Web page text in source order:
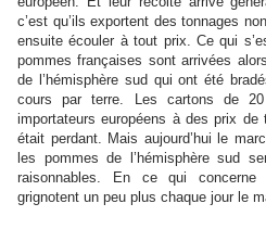
c’est qu’ils exportent des tonnages
ensuite écouler à tout prix. Ce qui
pommes françaises sont arrivées
de l’hémisphère sud qui ont été
cours par terre. Les cartons de
importateurs européens à des prix
était perdant. Mais aujourd’hui le
les pommes de l’hémisphère sud
raisonnables. En ce qui
grignotent un peu plus chaque jour le